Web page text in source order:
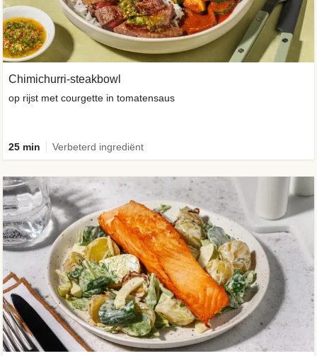
Chimichurri-steakbowl
op rijst met courgette in tomatensaus
25 min Verbeterd ingrediënt